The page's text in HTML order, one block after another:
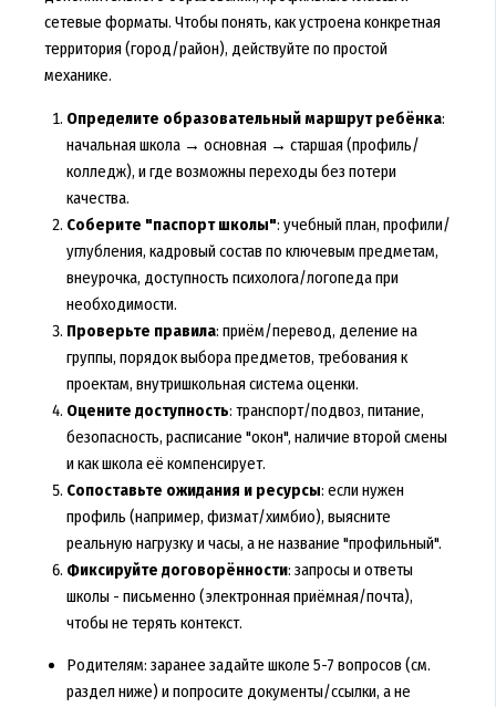
сетевые форматы. Чтобы понять, как устроена конкретная
территория (город/район), действуйте по простой
механике.
Определите образовательный маршрут ребёнка:
начальная школа → основная → старшая (профиль/
колледж), и где возможны переходы без потери
качества.
Соберите "паспорт школы": учебный план, профили/
углубления, кадровый состав по ключевым предметам,
внеурочка, доступность психолога/логопеда при
необходимости.
Проверьте правила: приём/перевод, деление на
группы, порядок выбора предметов, требования к
проектам, внутришкольная система оценки.
Оцените доступность: транспорт/подвоз, питание,
безопасность, расписание "окон", наличие второй смены
и как школа её компенсирует.
Сопоставьте ожидания и ресурсы: если нужен
профиль (например, физмат/химбио), выясните
реальную нагрузку и часы, а не название "профильный".
Фиксируйте договорённости: запросы и ответы
школы - письменно (электронная приёмная/почта),
чтобы не терять контекст.
Родителям: заранее задайте школе 5-7 вопросов (см.
раздел ниже) и попросите документы/ссылки, а не